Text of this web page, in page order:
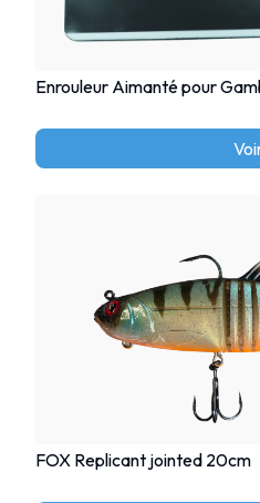
Enrouleur Aimanté pour
FOX Replicant jointed 20cm